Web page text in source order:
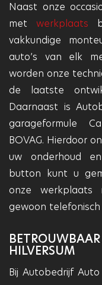
Naast onze
met werkplaats
vakkundige
auto’s van elk
worden onze
de laatste
Daarnaast is
garageformule
BOVAG. Hierdoor
uw onderhoud
button kunt u
onze
gewoon
HILVERSUM
Bij Autobedrijf